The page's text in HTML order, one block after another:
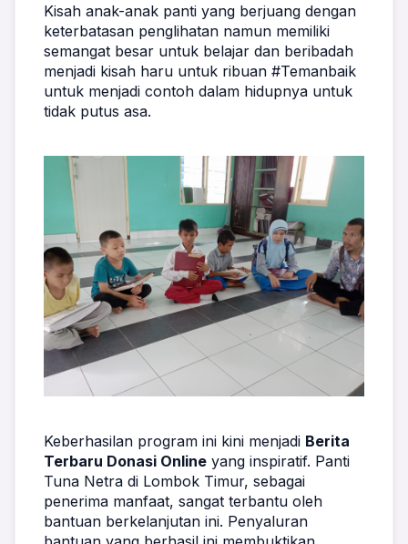
Kisah anak-anak panti yang berjuang dengan
keterbatasan penglihatan namun memiliki
semangat besar untuk belajar dan beribadah
menjadi kisah haru untuk ribuan #Temanbaik
untuk menjadi contoh dalam hidupnya untuk
tidak putus asa.
Keberhasilan program ini kini menjadi Berita
Terbaru Donasi Online yang inspiratif. Panti
Tuna Netra di Lombok Timur, sebagai
penerima manfaat, sangat terbantu oleh
bantuan berkelanjutan ini. Penyaluran